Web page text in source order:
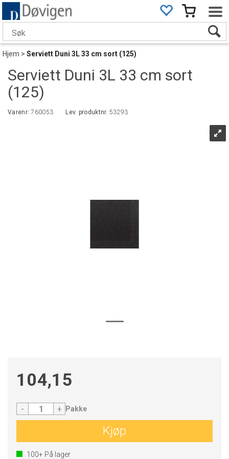
Hjem>Serviett Duni 3L 33 cm sort (125)
Serviett Duni 3L 33 cm sort
(125)
Varenr:760053 Lev. produktnr.:53293
104,15
- + Pakke
Kjøp
100+ På lager